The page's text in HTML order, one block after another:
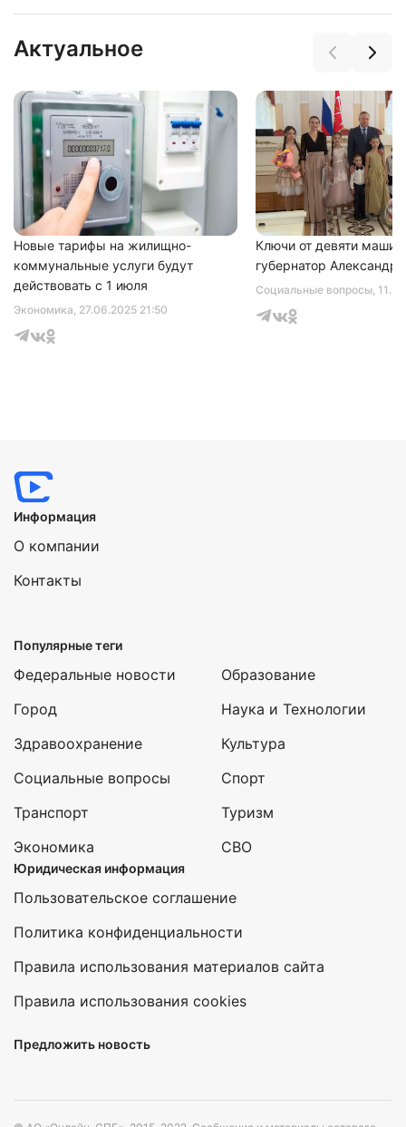
Актуальное
Экономика, 27.06.2025 21:50
Новые тарифы на жилищно-
коммунальные услуги будут
действовать с 1 июля
Социальные вопросы,
Ключи от девяти машин
губернатор Александр
соглашаетесь с
политикой конфиденциальности
Информация
О компании
Контакты
Популярные теги
Федеральные новости
Город
Здравоохранение
Социальные вопросы
Транспорт
Экономика
Образование
Наука и Технологии
Культура
Спорт
Туризм
СВО
Юридическая информация
Пользовательское соглашение
Политика конфиденциальности
Правила использования материалов сайта
Правила использования cookies
Предложить новость